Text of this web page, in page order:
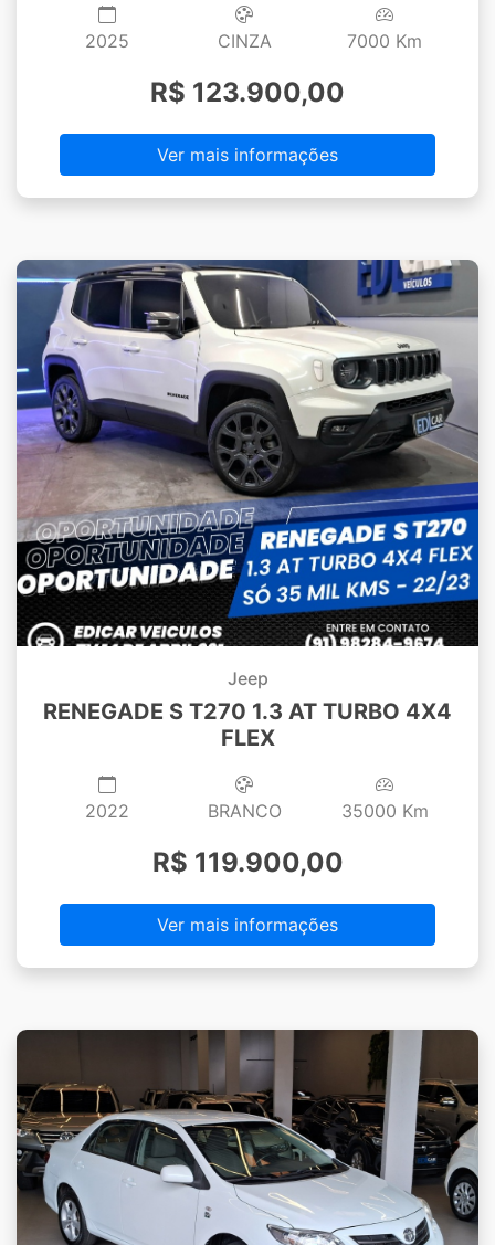
2025 CINZA 7000 Km
R$ 123.900,00
Ver mais informações
Jeep
RENEGADE S T270 1.3 AT TURBO 4X4
FLEX
2022 BRANCO 35000 Km
R$ 119.900,00
Ver mais informações